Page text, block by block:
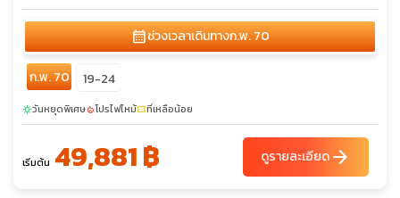
calendar_monthช่วงเวลาเดินทางก.พ. 70
ก.พ. 70 19-24
sunnyวันหยุดพิเศษlocal_fire_departmentโปรไฟไหม้confirmation_numberที่เหลือน้อย
เริ่มต้น 49,881 ฿ ดูรายละเอียดarrow_forward